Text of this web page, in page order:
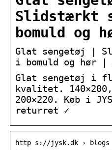
Slidstærkt
bomuld og
Glat sengetøj |
i bomuld og hør |
Glat sengetøj i
kvalitet. 140×200,
200×220. Køb i
returret ✓
http s://jysk.dk › blogs